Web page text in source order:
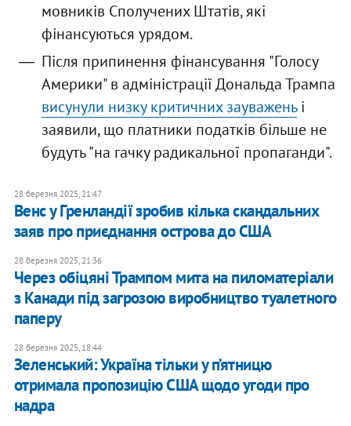
мовників Сполучених Штатів, які
фінансуються урядом.
Після припинення фінансування "Голосу
Америки" в адміністрації Дональда Трампа
висунули низку критичних зауваженьі
заявили, що платники податків більше не
будуть "на гачку радикальної пропаганди".
28 березня 2025, 21:47
Венс у Гренландії зробив кілька скандальних
заяв про приєднання острова до США
28 березня 2025, 21:36
Через обіцяні Трампом мита на пиломатеріали
з Канади під загрозою виробництво туалетного
паперу
28 березня 2025, 18:44
Зеленський: Україна тільки у п’ятницю
отримала пропозицію США щодо угоди про
надра